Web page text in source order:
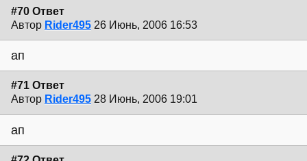
#70 Ответ
Автор Rider495 26 Июнь, 2006 16:53
ап
#71 Ответ
Автор Rider495 28 Июнь, 2006 19:01
ап